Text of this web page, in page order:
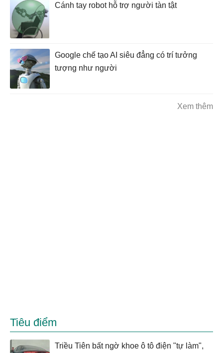
Cánh tay robot hỗ trợ người tàn tật
Google chế tạo AI siêu đẳng có trí tưởng
tượng như người
Xem thêm
Tiêu điểm
Triều Tiên bất ngờ khoe ô tô điện "tự làm",